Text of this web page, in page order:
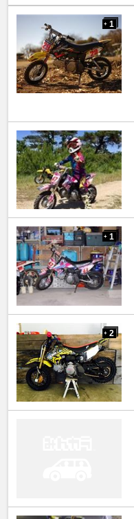
+ 1
+ 1
+ 2